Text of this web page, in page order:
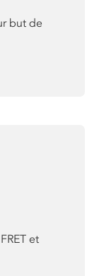
but de
et